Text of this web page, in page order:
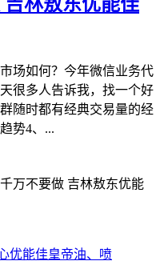
林敖东优能佳
场如何？今年微信业务代
很多人告诉我，找一个好
随时都有经典交易量的经
势4、...
万不要做 吉林敖东优能
优能佳皇帝油、喷